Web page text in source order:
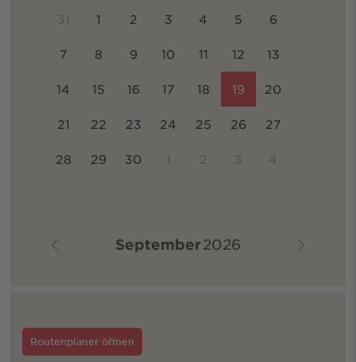
September2026
31 1 2 3 4 5 6
7 8 9 10 11 12 13
14 15 16 17 18 19 20
21 22 23 24 25 26 27
28 29 30 1 2 3 4
Routenplaner öffnen